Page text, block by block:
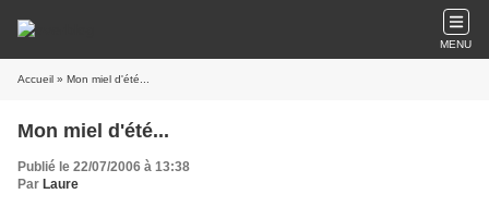
MENU
Accueil » Mon miel d'été...
Mon miel d'été...
Publié le 22/07/2006 à 13:38
Par Laure